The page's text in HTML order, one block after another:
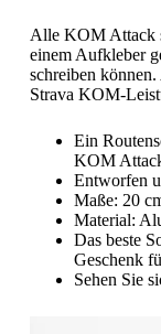
Alle KOM Attack
einem Aufkleber
schreiben
Strava KOM-
Ein
KOM
Entworfen
Maße: 20
Material:
Das beste
Geschenk
Sehen Sie